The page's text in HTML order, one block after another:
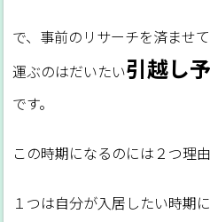
で、事前のリサーチを済ませ
運ぶのはだいたい引越し
です。
この時期になるのには２つ理由
１つは自分が入居したい時期